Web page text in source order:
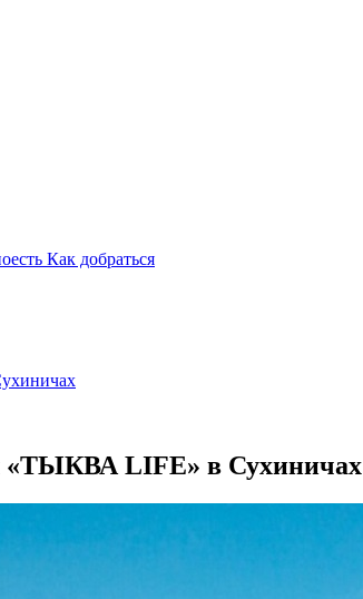
Как добраться
LIFE» в Сухиничах